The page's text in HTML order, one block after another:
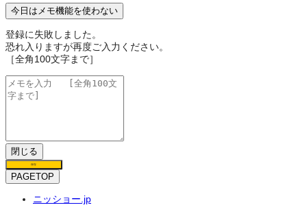
今日はメモ機能を使わない
登録に失敗しました。
恐れ入りますが再度ご入力ください。
［全角100文字まで］
閉じる
保存
PAGETOP
ニッショー.jp